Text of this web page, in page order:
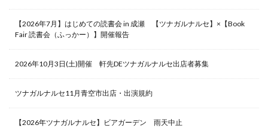
【2026年7月】はじめての読書会 in 成瀬 【ツナガルナルセ】×【Book
Fair 読書会（ふっかー）】開催報告
2026年10月3日(土)開催 軒先DEツナガルナルセ出店者募集
ツナガルナルセ11月青空市出店・出演規約
【2026年ツナガルナルセ】ビアガーデン 雨天中止